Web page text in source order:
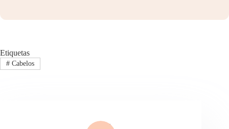
Etiquetas
#Cabelos